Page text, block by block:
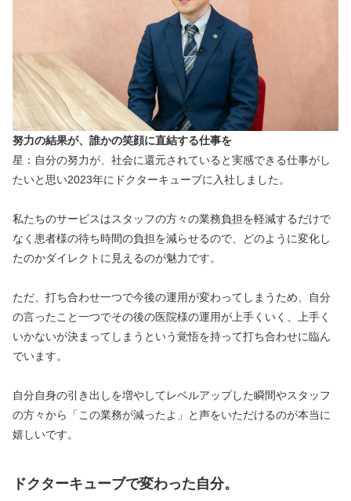
努力の結果が、誰かの笑顔に直結する仕事を
星：自分の努力が、社会に還元されていると実感できる仕事がし
たいと思い2023年にドクターキューブに入社しました。
私たちのサービスはスタッフの方々の業務負担を軽減するだけで
なく患者様の待ち時間の負担を減らせるので、どのように変化し
たのかダイレクトに見えるのが魅力です。
ただ、打ち合わせ一つで今後の運用が変わってしまうため、自分
の言ったこと一つでその後の医院様の運用が上手くいく、上手く
いかないが決まってしまうという覚悟を持って打ち合わせに臨ん
でいます。
自分自身の引き出しを増やしてレベルアップした瞬間やスタッフ
の方々から「この業務が減ったよ」と声をいただけるのが本当に
嬉しいです。
ドクターキューブで変わった自分。